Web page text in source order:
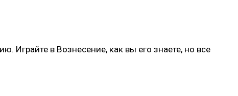
Играйте в Вознесение, как вы его знаете, но все